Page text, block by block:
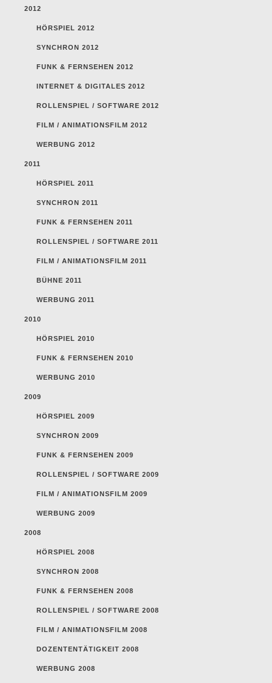
2012
HÖRSPIEL 2012
SYNCHRON 2012
FUNK & FERNSEHEN 2012
INTERNET & DIGITALES 2012
ROLLENSPIEL / SOFTWARE 2012
FILM / ANIMATIONSFILM 2012
WERBUNG 2012
2011
HÖRSPIEL 2011
SYNCHRON 2011
FUNK & FERNSEHEN 2011
ROLLENSPIEL / SOFTWARE 2011
FILM / ANIMATIONSFILM 2011
BÜHNE 2011
WERBUNG 2011
2010
HÖRSPIEL 2010
FUNK & FERNSEHEN 2010
WERBUNG 2010
2009
HÖRSPIEL 2009
SYNCHRON 2009
FUNK & FERNSEHEN 2009
ROLLENSPIEL / SOFTWARE 2009
FILM / ANIMATIONSFILM 2009
WERBUNG 2009
2008
HÖRSPIEL 2008
SYNCHRON 2008
FUNK & FERNSEHEN 2008
ROLLENSPIEL / SOFTWARE 2008
FILM / ANIMATIONSFILM 2008
DOZENTENTÄTIGKEIT 2008
WERBUNG 2008